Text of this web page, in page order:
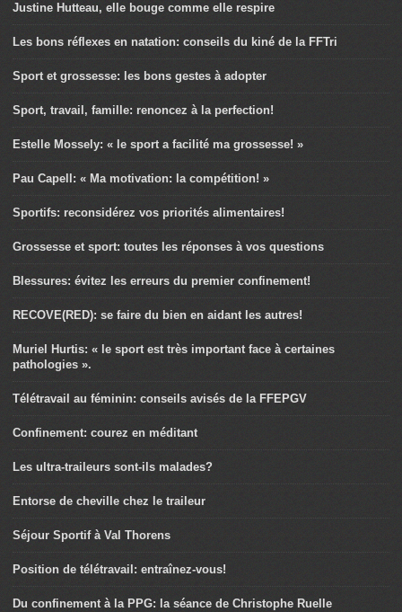
Justine Hutteau, elle bouge comme elle respire
Les bons réflexes en natation: conseils du kiné de la FFTri
Sport et grossesse: les bons gestes à adopter
Sport, travail, famille: renoncez à la perfection!
Estelle Mossely: « le sport a facilité ma grossesse! »
Pau Capell: « Ma motivation: la compétition! »
Sportifs: reconsidérez vos priorités alimentaires!
Grossesse et sport: toutes les réponses à vos questions
Blessures: évitez les erreurs du premier confinement!
RECOVE(RED): se faire du bien en aidant les autres!
Muriel Hurtis: « le sport est très important face à certaines
pathologies ».
Télétravail au féminin: conseils avisés de la FFEPGV
Confinement: courez en méditant
Les ultra-traileurs sont-ils malades?
Entorse de cheville chez le traileur
Séjour Sportif à Val Thorens
Position de télétravail: entraînez-vous!
Du confinement à la PPG: la séance de Christophe Ruelle